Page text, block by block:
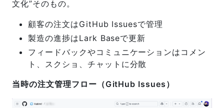
文化”そのもの。
顧客の注文はGitHub Issuesで管理
製造の進捗はLark Baseで更新
フィードバックやコミュニケーションはコメン
ト、スクショ、チャットに分散
当時の注文管理フロー（GitHub Issues）